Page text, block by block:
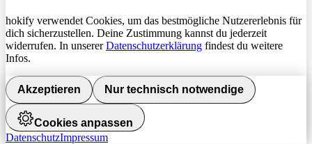
hokify verwendet Cookies, um das bestmögliche Nutzererlebnis für
dich sicherzustellen. Deine Zustimmung kannst du jederzeit
widerrufen. In unsererDatenschutzerklärung findest du weitere
Infos.
Akzeptieren Nur technisch notwendige
Cookies anpassen
DatenschutzImpressum